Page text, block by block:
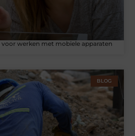
werken met mobiele apparaten
BLOG